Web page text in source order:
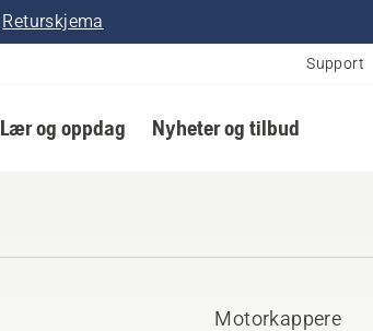
Returskjema
Support
Lær og oppdag Nyheter og tilbud
Motorkappere